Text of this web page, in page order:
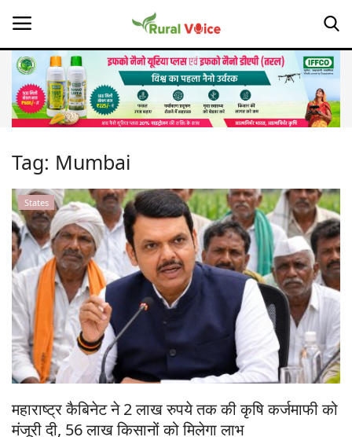
Home
About Us
Leadership Profiles
Opinion
Politics
Magazine
States
Events
Tag: Mumbai
States
महाराष्ट्र कैबिनेट ने 2 लाख रुपये तक की कृषि कर्जमाफी को
मंजूरी दी, 56 लाख किसानों को मिलेगा लाभ